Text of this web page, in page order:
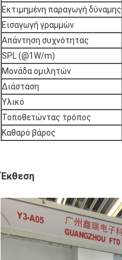
Εκτιμημένη παραγωγή δύναμης
Εισαγωγή γραμμών
Απάντηση συχνότητας
SPL (@1W/m)
Μονάδα ομιλητών
Διάσταση
Υλικό
Τοποθετώντας τρόπος
Καθαρό βάρος
Έκθεση